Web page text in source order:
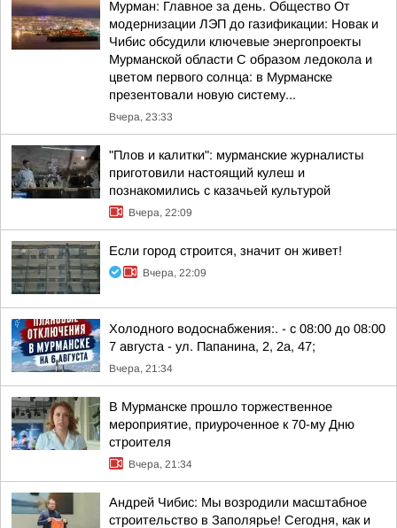
Мурман: Главное за день. Общество От
модернизации ЛЭП до газификации: Новак и
Чибис обсудили ключевые энергопроекты
Мурманской области С образом ледокола и
цветом первого солнца: в Мурманске
презентовали новую систему...
Вчера, 23:33
"Плов и калитки": мурманские журналисты
приготовили настоящий кулеш и
познакомились с казачьей культурой
Вчера, 22:09
Если город строится, значит он живет!
Вчера, 22:09
Холодного водоснабжения:. - с 08:00 до 08:00
7 августа - ул. Папанина, 2, 2а, 47;
Вчера, 21:34
В Мурманске прошло торжественное
мероприятие, приуроченное к 70-му Дню
строителя
Вчера, 21:34
Андрей Чибис: Мы возродили масштабное
строительство в Заполярье! Сегодня, как и